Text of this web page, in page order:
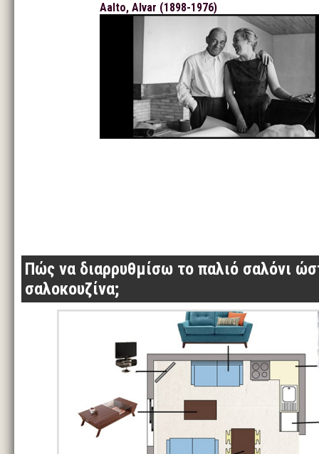
Aalto, Alvar (1898-1976)
Πώς να διαρρυθμίσω το παλιό σαλόνι
σαλοκουζίνα;